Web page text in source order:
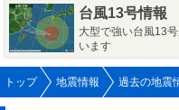
台風13号情報
大型で強い台風13
います
トップ 地震情報 過去の地震